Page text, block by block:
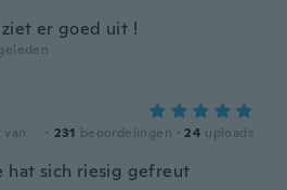
er goed uit !
· 231 beoordelingen · 24 uploads
hat sich riesig gefreut